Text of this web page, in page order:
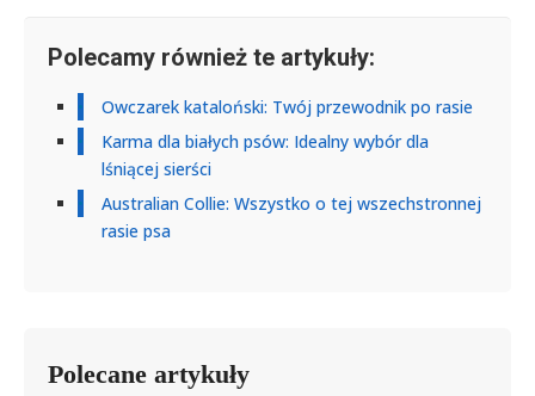
Polecamy również te artykuły:
Owczarek kataloński: Twój przewodnik po rasie
Karma dla białych psów: Idealny wybór dla
lśniącej sierści
Australian Collie: Wszystko o tej wszechstronnej
rasie psa
Polecane artykuły